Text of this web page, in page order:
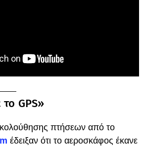
GPS»
πτήσεων από το
έδειξαν ότι το αεροσκάφος έκανε